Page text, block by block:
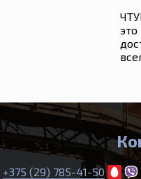
+375 (29) 785-41-50